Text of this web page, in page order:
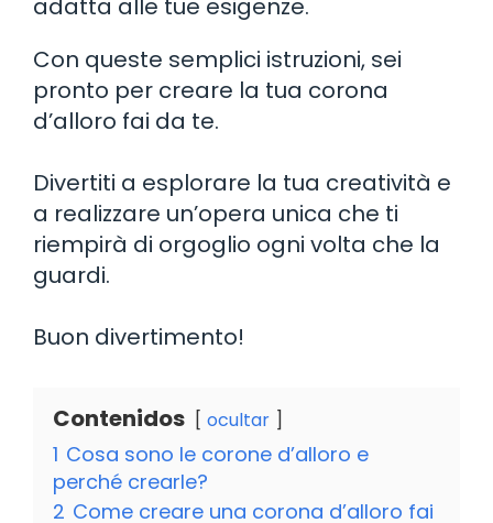
adatta alle tue esigenze.
Con queste semplici istruzioni, sei
pronto per creare la tua corona
d’alloro fai da te.
Divertiti a esplorare la tua creatività e
a realizzare un’opera unica che ti
riempirà di orgoglio ogni volta che la
guardi.
Buon divertimento!
Contenidos ocultar
1 Cosa sono le corone d’alloro e
perché crearle?
2 Come creare una corona d’alloro fai